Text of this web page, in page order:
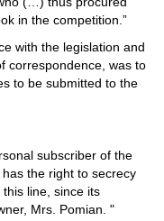
in the competition.”
with the legislation and
correspondence, was to
to be submitted to the
subscriber of the
the right to secrecy
line, since its
Mrs. Pomian. "